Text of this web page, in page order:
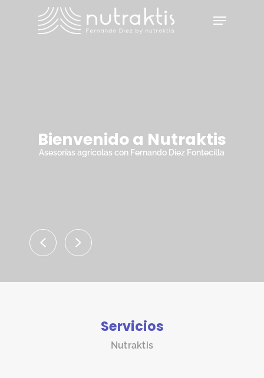
Menu
Bienvenido a Nutraktis
Asesorías agrícolas con Fernando Diez Fontecilla
Servicios
Nutraktis